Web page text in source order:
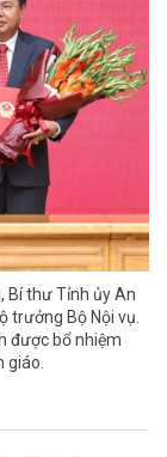
Bí thư Tỉnh ủy An
trưởng Bộ Nội vụ.
được bổ nhiệm
giáo.